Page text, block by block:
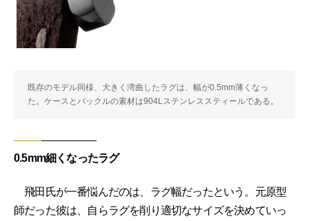
既存のモデル同様、大きく湾曲したラグは、幅が0.5mm薄くなっ
た。ケースとバックルの素材は904Lステンレススティールである。
0.5mm細くなったラグ
飛田氏が一番悩んだのは、ラグ幅だったという。元原型
師だった彼は、自らラグを削り適切なサイズを決めていっ